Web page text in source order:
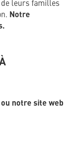
leurs familles
Notre
notre site web